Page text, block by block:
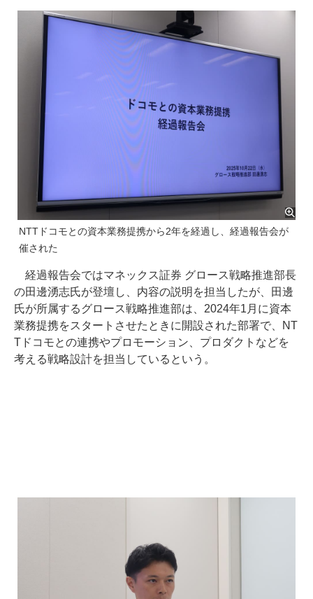
NTTドコモとの資本業務提携から2年を経過し、経過報告会が
催された
経過報告会ではマネックス証券 グロース戦略推進部長
の田邊湧志氏が登壇し、内容の説明を担当したが、田邊
氏が所属するグロース戦略推進部は、2024年1月に資本
業務提携をスタートさせたときに開設された部署で、NT
Tドコモとの連携やプロモーション、プロダクトなどを
考える戦略設計を担当しているという。